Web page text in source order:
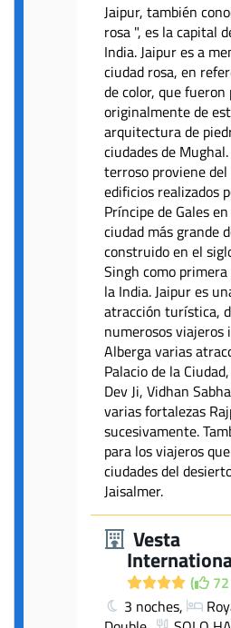
Jaipur, también
rosa ", es la capital
India. Jaipur es a
ciudad rosa, en
de color, que
originalmente de
arquitectura de
ciudades de
terroso proviene
edificios realizados
Príncipe de Gales
ciudad más grande
construido en el
Singh como
la India. Jaipur es
atracción turística,
numerosos viajeros
Alberga varias
Palacio de la
Dev Ji, Vidhan
varias fortalezas
sucesivamente.
para los viajeros
ciudades del
Jaisalmer.
Vesta
(
72
3 noches,